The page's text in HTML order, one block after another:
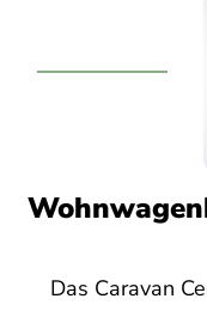
Das Caravan